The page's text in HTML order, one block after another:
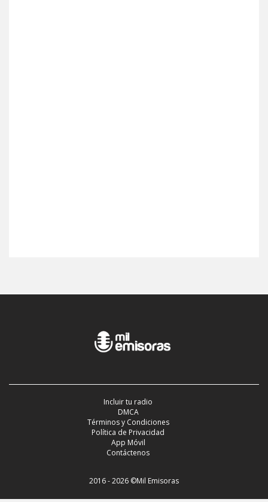
Incluir tu radio
DMCA
Términos y Condiciones
Política de Privacidad
App Móvil
Contáctenos
2016 - 2026 ©Mil Emisoras